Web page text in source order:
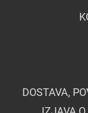
DOSTAVA,